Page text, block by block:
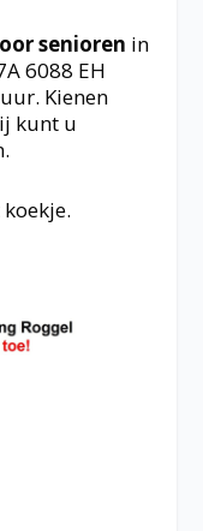
senioren in
6088 EH
Kienen
kunt u